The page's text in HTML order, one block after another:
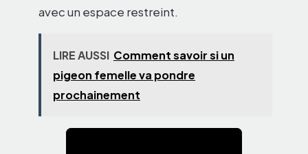
avec un espace restreint.
LIRE AUSSI Comment savoir si un
pigeon femelle va pondre
prochainement